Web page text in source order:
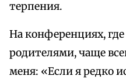
терпения.
На конференциях, где
родителями, чаще
меня: «Если я редко